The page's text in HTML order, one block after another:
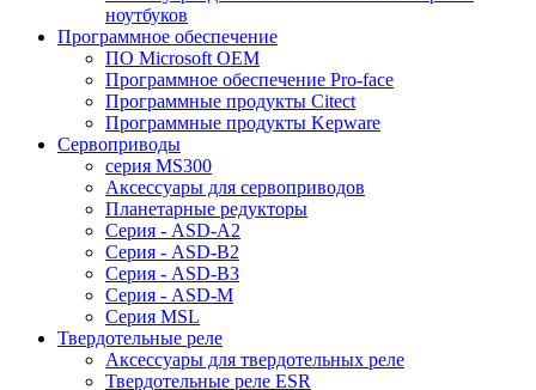
ноутбуков
Программное обеспечение
ПО Microsoft OEM
Программное обеспечение Pro-face
Программные продукты Citect
Программные продукты Kepware
Сервоприводы
серия MS300
Аксессуары для сервоприводов
Планетарные редукторы
Серия - ASD-A2
Серия - ASD-B2
Серия - ASD-B3
Серия - ASD-M
Серия MSL
Твердотельные реле
Аксессуары для твердотельных реле
Твердотельные реле ESR